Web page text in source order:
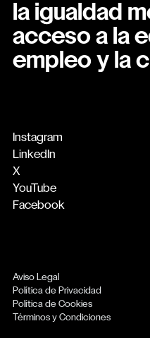
la igualdad
acceso a la
empleo y la
Instagram
LinkedIn
X
YouTube
Facebook
Aviso Legal
Política de Privacidad
Política de Cookies
Términos y Condiciones